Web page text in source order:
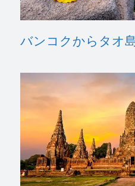
バンコクからタオ